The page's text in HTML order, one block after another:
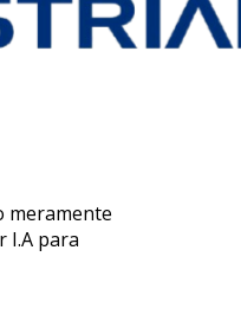
meramente
I.A para